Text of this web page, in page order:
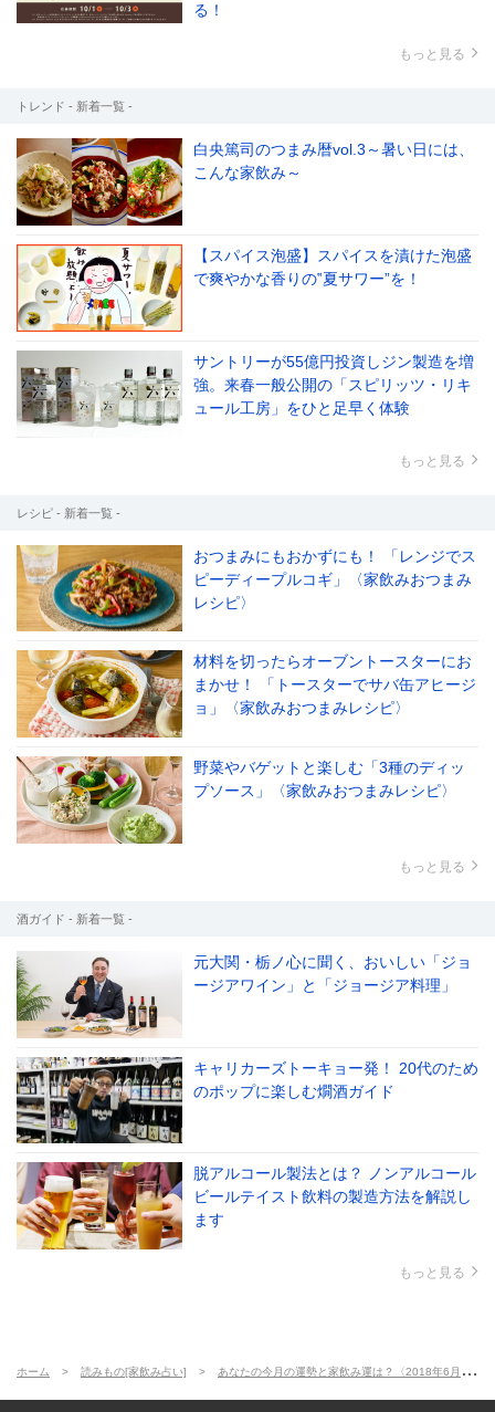
る！
もっと見る
トレンド - 新着一覧 -
白央篤司のつまみ暦vol.3～暑い日には、
こんな家飲み～
【スパイス泡盛】スパイスを漬けた泡盛
で爽やかな香りの‟夏サワー”を！
サントリーが55億円投資しジン製造を増
強。来春一般公開の「スピリッツ・リキ
ュール工房」をひと足早く体験
もっと見る
レシピ - 新着一覧 -
おつまみにもおかずにも！ 「レンジでス
ピーディープルコギ」〈家飲みおつまみ
レシピ〉
材料を切ったらオーブントースターにお
まかせ！ 「トースターでサバ缶アヒージ
ョ」〈家飲みおつまみレシピ〉
野菜やバゲットと楽しむ「3種のディッ
プソース」〈家飲みおつまみレシピ〉
もっと見る
酒ガイド - 新着一覧 -
元大関・栃ノ心に聞く、おいしい「ジョ
ージアワイン」と「ジョージア料理」
キャリカーズトーキョー発！ 20代のため
のポップに楽しむ燗酒ガイド
脱アルコール製法とは？ ノンアルコール
ビールテイスト飲料の製造方法を解説し
ます
もっと見る
ホーム 読みもの[家飲み占い] あなたの今月の運勢と家飲み運は？〈2018年6月の家飲み占い〉